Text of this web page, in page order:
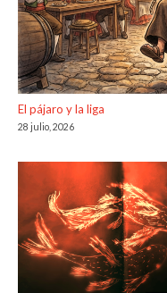
El pájaro y la liga
28 julio, 2026